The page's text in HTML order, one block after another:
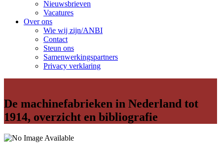
Nieuwsbrieven
Vacatures
Over ons
Wie wij zijn/ANBI
Contact
Steun ons
Samenwerkingspartners
Privacy verklaring
De machinefabrieken in Nederland tot
1914, overzicht en bibliografie